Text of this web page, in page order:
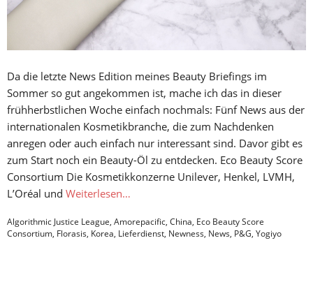
Da die letzte News Edition meines Beauty Briefings im
Sommer so gut angekommen ist, mache ich das in dieser
frühherbstlichen Woche einfach nochmals: Fünf News aus der
internationalen Kosmetikbranche, die zum Nachdenken
anregen oder auch einfach nur interessant sind. Davor gibt es
zum Start noch ein Beauty-Öl zu entdecken. Eco Beauty Score
Consortium Die Kosmetikkonzerne Unilever, Henkel, LVMH,
L’Oréal und Weiterlesen…
Algorithmic Justice League, Amorepacific, China, Eco Beauty Score
Consortium, Florasis, Korea, Lieferdienst, Newness, News, P&G, Yogiyo